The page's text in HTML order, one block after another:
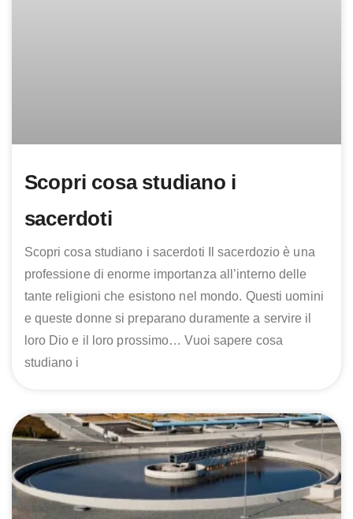
Scopri cosa studiano i
sacerdoti
Scopri cosa studiano i sacerdoti Il sacerdozio è una
professione di enorme importanza all’interno delle
tante religioni che esistono nel mondo. Questi uomini
e queste donne si preparano duramente a servire il
loro Dio e il loro prossimo… Vuoi sapere cosa
studiano i